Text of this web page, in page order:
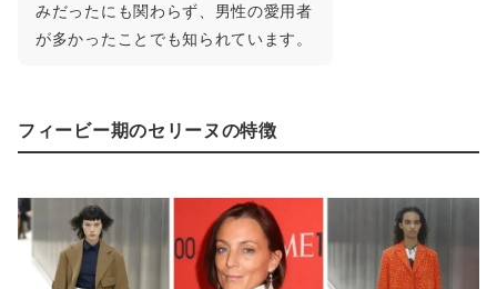
みだったにも関わらず、男性の愛用者
が多かったことでも知られています。
フィービー期のセリーヌの特徴